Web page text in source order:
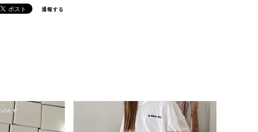
通報する